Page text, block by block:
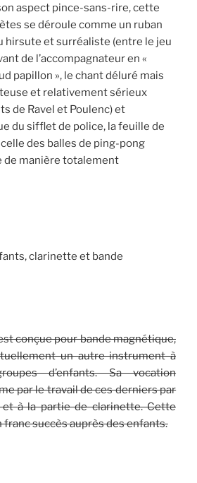
aspect pince-sans-rire, cette
se déroule comme un ruban
hirsute et surréaliste (entre le jeu
de l’accompagnateur en «
papillon », le chant déluré mais
et relativement sérieux
de Ravel et Poulenc) et
du sifflet de police, la feuille de
des balles de ping-pong
de manière totalement
clarinette et bande
conçue pour bande magnétique,
un autre instrument à
d’enfants. Sa vocation
par le travail de ces derniers par
à la partie de clarinette. Cette
succès auprès des enfants.